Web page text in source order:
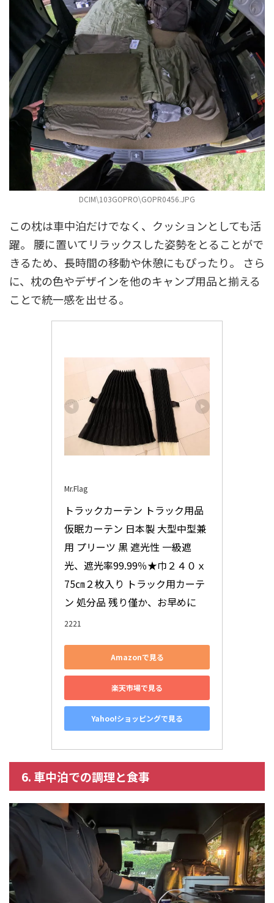
DCIM\103GOPRO\GOPR0456.JPG
この枕は車中泊だけでなく、クッションとしても活
躍。 腰に置いてリラックスした姿勢をとることがで
きるため、長時間の移動や休憩にもぴったり。 さら
に、枕の色やデザインを他のキャンプ用品と揃える
ことで統一感を出せる。
Mr.Flag
トラックカーテン トラック用品
仮眠カーテン 日本製 大型中型兼
用 プリーツ 黒 遮光性 一級遮
光、遮光率99.99％★巾２４０ｘ
75㎝２枚入り トラック用カーテ
ン 処分品 残り僅か、お早めに
2221
Amazonで見る
楽天市場で見る
Yahoo!ショッピングで見る
6. 車中泊での調理と食事